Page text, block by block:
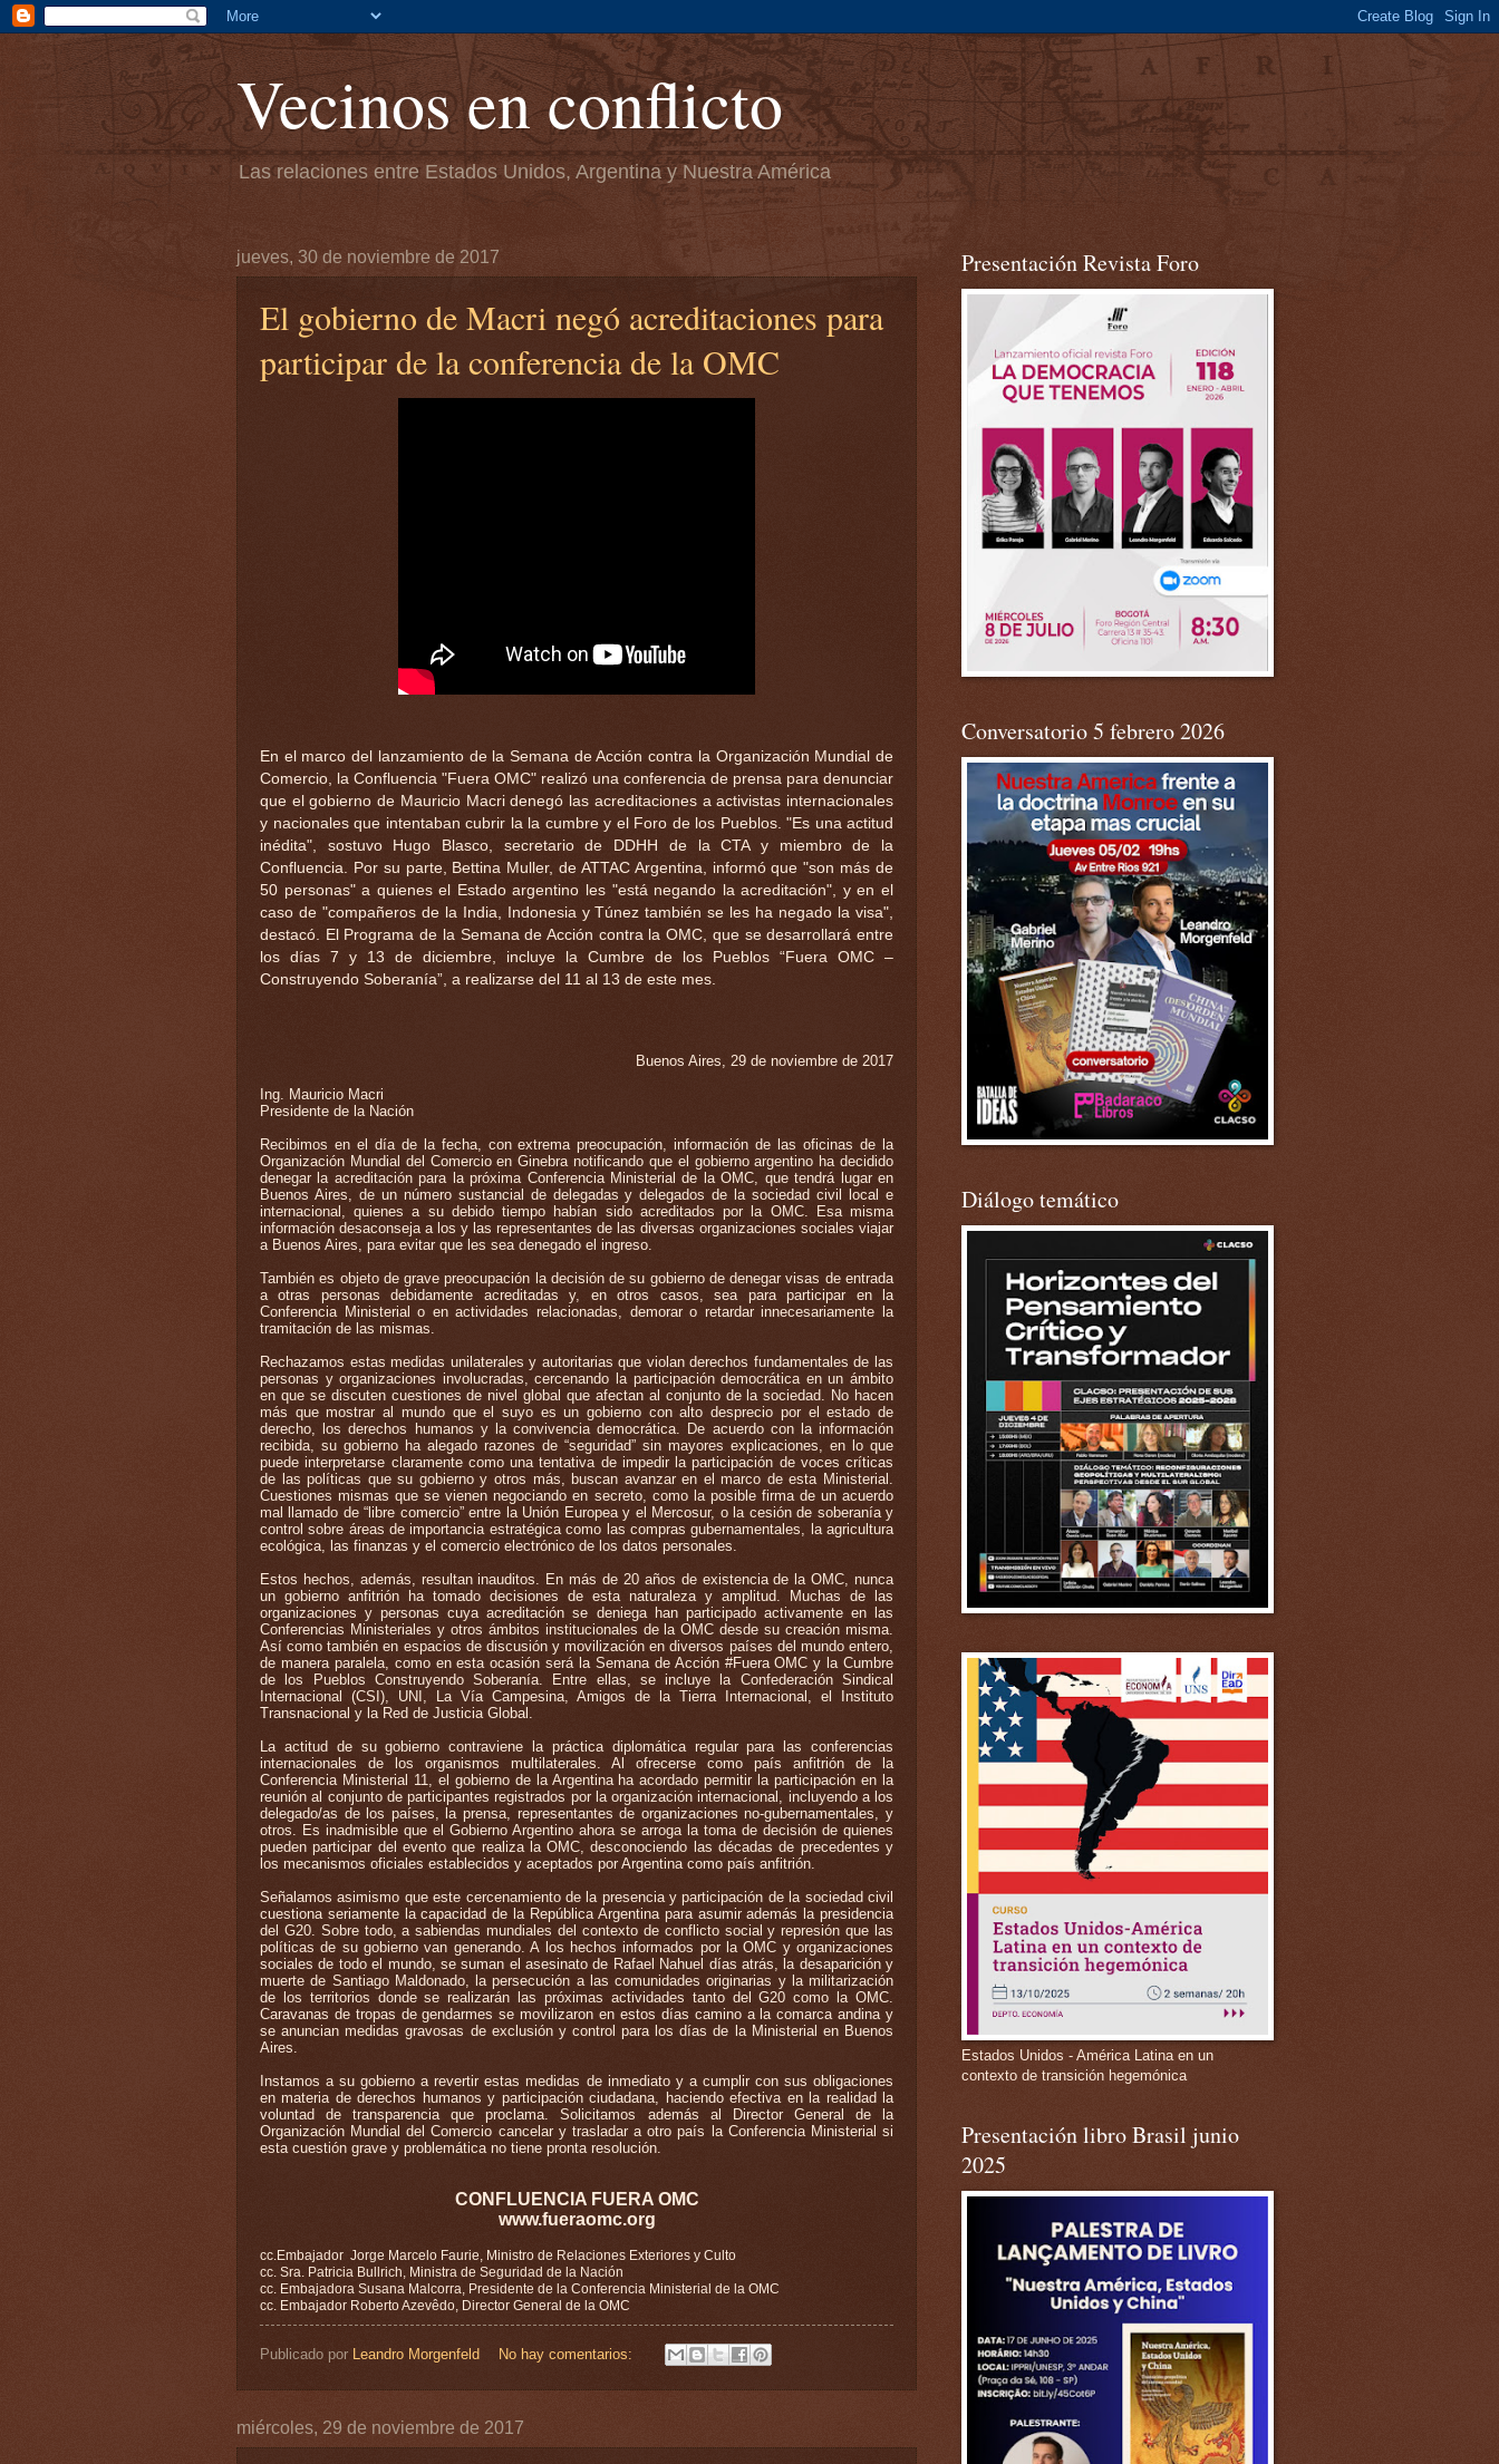
Vecinos en conflicto
Las relaciones entre Estados Unidos, Argentina y Nuestra América
jueves, 30 de noviembre de 2017
El gobierno de Macri negó acreditaciones para
participar de la conferencia de la OMC
En el marco del lanzamiento de la Semana de Acción contra la Organización Mundial de
Comercio, la Confluencia "Fuera OMC" realizó una conferencia de prensa para denunciar
que el gobierno de Mauricio Macri denegó las acreditaciones a activistas internacionales
y nacionales que intentaban cubrir la la cumbre y el Foro de los Pueblos. "Es una actitud
inédita", sostuvo Hugo Blasco, secretario de DDHH de la CTA y miembro de la
Confluencia. Por su parte, Bettina Muller, de ATTAC Argentina, informó que "son más de
50 personas" a quienes el Estado argentino les "está negando la acreditación", y en el
caso de "compañeros de la India, Indonesia y Túnez también se les ha negado la visa",
destacó. El Programa de la Semana de Acción contra la OMC, que se desarrollará entre
los días 7 y 13 de diciembre, incluye la Cumbre de los Pueblos “Fuera OMC –
Construyendo Soberanía”, a realizarse del 11 al 13 de este mes.
Buenos Aires, 29 de noviembre de 2017
Ing. Mauricio Macri
Presidente de la Nación
Recibimos en el día de la fecha, con extrema preocupación, información de las oficinas de la
Organización Mundial del Comercio en Ginebra notificando que el gobierno argentino ha decidido
denegar la acreditación para la próxima Conferencia Ministerial de la OMC, que tendrá lugar en
Buenos Aires, de un número sustancial de delegadas y delegados de la sociedad civil local e
internacional, quienes a su debido tiempo habían sido acreditados por la OMC. Esa misma
información desaconseja a los y las representantes de las diversas organizaciones sociales viajar
a Buenos Aires, para evitar que les sea denegado el ingreso.
También es objeto de grave preocupación la decisión de su gobierno de denegar visas de entrada
a otras personas debidamente acreditadas y, en otros casos, sea para participar en la
Conferencia Ministerial o en actividades relacionadas, demorar o retardar innecesariamente la
tramitación de las mismas.
Rechazamos estas medidas unilaterales y autoritarias que violan derechos fundamentales de las
personas y organizaciones involucradas, cercenando la participación democrática en un ámbito
en que se discuten cuestiones de nivel global que afectan al conjunto de la sociedad. No hacen
más que mostrar al mundo que el suyo es un gobierno con alto desprecio por el estado de
derecho, los derechos humanos y la convivencia democrática. De acuerdo con la información
recibida, su gobierno ha alegado razones de “seguridad” sin mayores explicaciones, en lo que
puede interpretarse claramente como una tentativa de impedir la participación de voces críticas
de las políticas que su gobierno y otros más, buscan avanzar en el marco de esta Ministerial.
Cuestiones mismas que se vienen negociando en secreto, como la posible firma de un acuerdo
mal llamado de “libre comercio” entre la Unión Europea y el Mercosur, o la cesión de soberanía y
control sobre áreas de importancia estratégica como las compras gubernamentales, la agricultura
ecológica, las finanzas y el comercio electrónico de los datos personales.
Estos hechos, además, resultan inauditos. En más de 20 años de existencia de la OMC, nunca
un gobierno anfitrión ha tomado decisiones de esta naturaleza y amplitud. Muchas de las
organizaciones y personas cuya acreditación se deniega han participado activamente en las
Conferencias Ministeriales y otros ámbitos institucionales de la OMC desde su creación misma.
Así como también en espacios de discusión y movilización en diversos países del mundo entero,
de manera paralela, como en esta ocasión será la Semana de Acción #Fuera OMC y la Cumbre
de los Pueblos Construyendo Soberanía. Entre ellas, se incluye la Confederación Sindical
Internacional (CSI), UNI, La Vía Campesina, Amigos de la Tierra Internacional, el Instituto
Transnacional y la Red de Justicia Global.
La actitud de su gobierno contraviene la práctica diplomática regular para las conferencias
internacionales de los organismos multilaterales. Al ofrecerse como país anfitrión de la
Conferencia Ministerial 11, el gobierno de la Argentina ha acordado permitir la participación en la
reunión al conjunto de participantes registrados por la organización internacional, incluyendo a los
delegado/as de los países, la prensa, representantes de organizaciones no-gubernamentales, y
otros. Es inadmisible que el Gobierno Argentino ahora se arroga la toma de decisión de quienes
pueden participar del evento que realiza la OMC, desconociendo las décadas de precedentes y
los mecanismos oficiales establecidos y aceptados por Argentina como país anfitrión.
Señalamos asimismo que este cercenamiento de la presencia y participación de la sociedad civil
cuestiona seriamente la capacidad de la República Argentina para asumir además la presidencia
del G20. Sobre todo, a sabiendas mundiales del contexto de conflicto social y represión que las
políticas de su gobierno van generando. A los hechos informados por la OMC y organizaciones
sociales de todo el mundo, se suman el asesinato de Rafael Nahuel días atrás, la desaparición y
muerte de Santiago Maldonado, la persecución a las comunidades originarias y la militarización
de los territorios donde se realizarán las próximas actividades tanto del G20 como la OMC.
Caravanas de tropas de gendarmes se movilizaron en estos días camino a la comarca andina y
se anuncian medidas gravosas de exclusión y control para los días de la Ministerial en Buenos
Aires.
Instamos a su gobierno a revertir estas medidas de inmediato y a cumplir con sus obligaciones
en materia de derechos humanos y participación ciudadana, haciendo efectiva en la realidad la
voluntad de transparencia que proclama. Solicitamos además al Director General de la
Organización Mundial del Comercio cancelar y trasladar a otro país la Conferencia Ministerial si
esta cuestión grave y problemática no tiene pronta resolución.
CONFLUENCIA FUERA OMC
www.fueraomc.org
cc.Embajador Jorge Marcelo Faurie, Ministro de Relaciones Exteriores y Culto
cc. Sra. Patricia Bullrich, Ministra de Seguridad de la Nación
cc. Embajadora Susana Malcorra, Presidente de la Conferencia Ministerial de la OMC
cc. Embajador Roberto Azevêdo, Director General de la OMC
Publicado por Leandro Morgenfeld No hay comentarios:
miércoles, 29 de noviembre de 2017
Presentación Revista Foro
Conversatorio 5 febrero 2026
Diálogo temático
Estados Unidos - América Latina en un
contexto de transición hegemónica
Presentación libro Brasil junio
2025